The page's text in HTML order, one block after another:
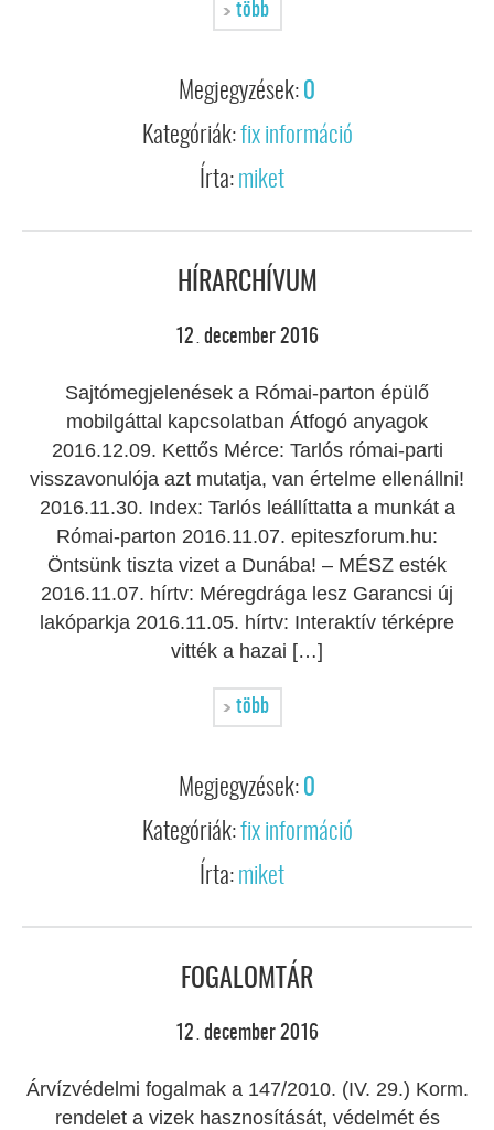
több
Megjegyzések: 0
Kategóriák:fix információ
Írta: miket
HÍRARCHÍVUM
12 . december 2016
Sajtómegjelenések a Római-parton épülő
mobilgáttal kapcsolatban Átfogó anyagok
2016.12.09. Kettős Mérce: Tarlós római-parti
visszavonulója azt mutatja, van értelme ellenállni!
2016.11.30. Index: Tarlós leállíttatta a munkát a
Római-parton 2016.11.07. epiteszforum.hu:
Öntsünk tiszta vizet a Dunába! – MÉSZ esték
2016.11.07. hírtv: Méregdrága lesz Garancsi új
lakóparkja 2016.11.05. hírtv: Interaktív térképre
vitték a hazai […]
több
Megjegyzések: 0
Kategóriák:fix információ
Írta: miket
FOGALOMTÁR
12 . december 2016
Árvízvédelmi fogalmak a 147/2010. (IV. 29.) Korm.
rendelet a vizek hasznosítását, védelmét és